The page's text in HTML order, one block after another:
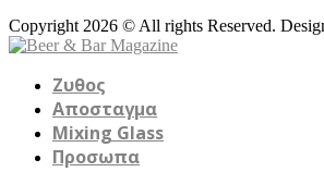
Copyright 2026 © All rights Reserved.
Ζυθος
Αποσταγμα
Mixing Glass
Προσωπα